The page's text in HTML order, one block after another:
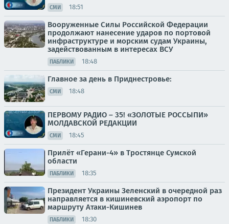
СМИ 18:51
Вооруженные Силы Российской Федерации
продолжают нанесение ударов по портовой
инфраструктуре и морским судам Украины,
задействованным в интересах ВСУ
ПАБЛИКИ 18:48
Главное за день в Приднестровье:
СМИ 18:48
ПЕРВОМУ РАДИО – 35! «ЗОЛОТЫЕ РОССЫПИ»
МОЛДАВСКОЙ РЕДАКЦИИ
СМИ 18:45
Прилёт «Герани-4» в Тростянце Сумской
области
ПАБЛИКИ 18:35
Президент Украины Зеленский в очередной раз
направляется в кишиневский аэропорт по
маршруту Атаки-Кишинев
ПАБЛИКИ 18:30